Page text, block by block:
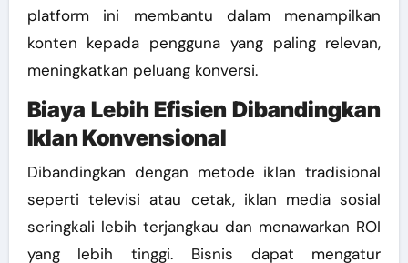
platform ini membantu dalam menampilkan
konten kepada pengguna yang paling relevan,
meningkatkan peluang konversi.
Biaya Lebih Efisien Dibandingkan
Iklan Konvensional
Dibandingkan dengan metode iklan tradisional
seperti televisi atau cetak, iklan media sosial
seringkali lebih terjangkau dan menawarkan ROI
yang lebih tinggi. Bisnis dapat mengatur